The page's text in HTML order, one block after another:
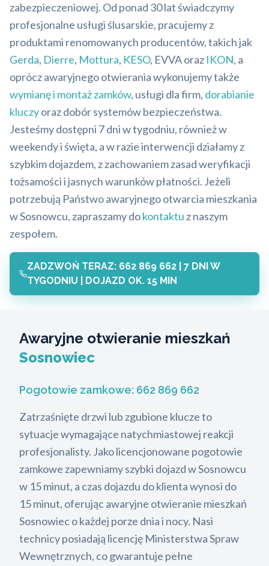
zabezpieczeniowej. Od ponad 30 lat świadczymy
profesjonalne usługi ślusarskie, pracujemy z
produktami renomowanych producentów, takich jak
Gerda, Dierre, Mottura, KESO, EVVA oraz IKON, a
oprócz awaryjnego otwierania wykonujemy także
wymianę i montaż zamków, usługi dla firm, dorabianie
kluczyoraz dobór systemów bezpieczeństwa.
Jesteśmy dostępni 7 dni w tygodniu, również w
weekendy i święta, a w razie interwencji działamy z
szybkim dojazdem, z zachowaniem zasad weryfikacji
tożsamości i jasnych warunków płatności. Jeżeli
potrzebują Państwo awaryjnego otwarcia mieszkania
w Sosnowcu, zapraszamy dokontaktu z naszym
zespołem.
ZADZWOŃ TERAZ: 662 869 662 | 7 DNI W
TYGODNIU | DOJAZD OK. 15 MIN
Awaryjne otwieranie mieszkań
Sosnowiec
Pogotowie zamkowe: 662 869 662
Zatrzaśnięte drzwi lub zgubione klucze to
sytuacje wymagające natychmiastowej reakcji
profesjonalisty. Jako licencjonowane pogotowie
zamkowe zapewniamy szybki dojazd w Sosnowcu
w 15 minut, a czas dojazdu do klienta wynosi do
15 minut, oferując awaryjne otwieranie mieszkań
Sosnowiec o każdej porze dnia i nocy. Nasi
technicy posiadają licencję Ministerstwa Spraw
Wewnętrznych, co gwarantuje pełne